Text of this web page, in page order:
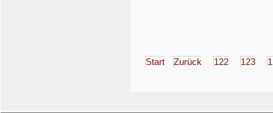
Start Zurück 122 123